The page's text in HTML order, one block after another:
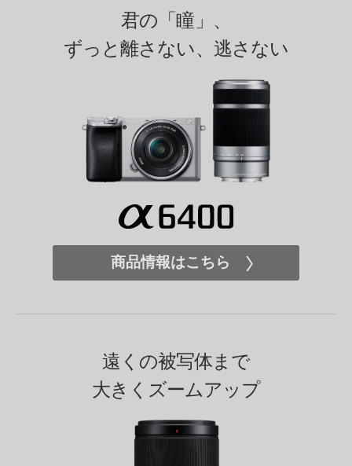
君の「瞳」、
ずっと離さない、逃さない
商品情報はこちら
遠くの被写体まで
大きくズームアップ